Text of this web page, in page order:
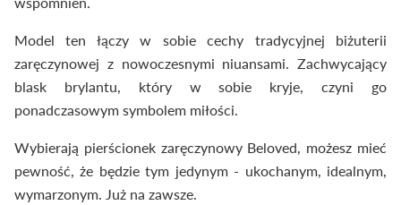
Model ten łączy w sobie cechy tradycyjnej biżuterii
zaręczynowej z nowoczesnymi niuansami. Zachwycający
blask brylantu, który w sobie kryje, czyni go
ponadczasowym symbolem miłości.
Wybierają pierścionek zaręczynowy Beloved, możesz mieć
pewność, że będzie tym jedynym - ukochanym, idealnym,
wymarzonym. Już na zawsze.